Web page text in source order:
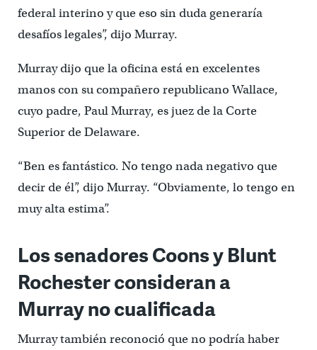
federal interino y que eso sin duda generaría
desafíos legales”, dijo Murray.
Murray dijo que la oficina está en excelentes
manos con su compañero republicano Wallace,
cuyo padre, Paul Murray, es juez de la Corte
Superior de Delaware.
“Ben es fantástico. No tengo nada negativo que
decir de él”, dijo Murray. “Obviamente, lo tengo en
muy alta estima”.
Los senadores Coons y Blunt
Rochester consideran a
Murray no cualificada
Murray también reconoció que no podría haber